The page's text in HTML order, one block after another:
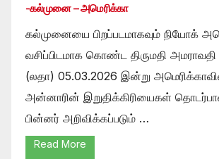
-கல்முனை – அமெரிக்கா
கல்முனையை பிறப்படமாகவும் நியோக்
வசிப்பிடமாக கொண்ட திருமதி அமராவதி
(லதா) 05.03.2026 இன்று
அன்னாரின் இறுதிக்கிரியைகள்
பின்னர் அறிவிக்கப்படும் …
Read More